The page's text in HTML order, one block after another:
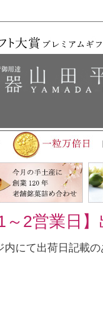
～2営業日
内にて出荷日記載